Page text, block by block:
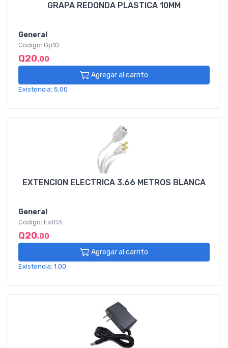
GRAPA REDONDA PLASTICA 10MM
General
Código: Gp10
Q20.00
Agregar al carrito
Existencia: 5.00
EXTENCION ELECTRICA 3.66 METROS BLANCA
General
Código: Ext03
Q20.00
Agregar al carrito
Existencia: 1.00